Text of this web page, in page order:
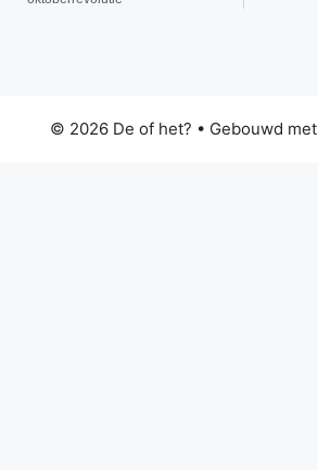
© 2026 De of het? • Gebouwd met